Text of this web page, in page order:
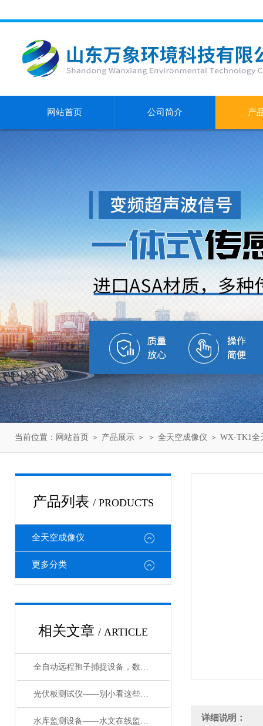
网站首页 公司简介 产
当前位置： 网站首页 ＞ 产品展示 ＞ ＞ 全天空成像仪 ＞ WX-TK1全
产品列表 / PRODUCTS
全天空成像仪
更多分类
相关文章 / ARTICLE
全自动远程孢子捕捉设备，数字化监测破解田间病害测报难题#2026已更新
光伏板测试仪——别小看这些数字！太阳能电池板检测仪的惊天奥秘
水库监测设备——水文在线监测：让每一滴水流都有 “数字数字证件” 详细说明：